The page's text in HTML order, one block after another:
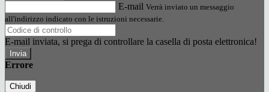
E-mail Verrà inviato un messaggio
all'indirizzo indicato con le istruzioni necessarie.
E-mail inviata, si prega di controllare la casella di posta elettronica!
Errore
Chiudi